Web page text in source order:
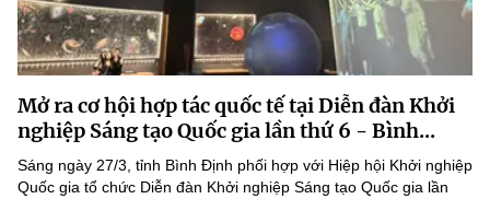
Mở ra cơ hội hợp tác quốc tế tại Diễn đàn Khởi
nghiệp Sáng tạo Quốc gia lần thứ 6 - Bình...
Sáng ngày 27/3, tỉnh Bình Định phối hợp với Hiệp hội Khởi nghiệp
Quốc gia tổ chức Diễn đàn Khởi nghiệp Sáng tạo Quốc gia lần